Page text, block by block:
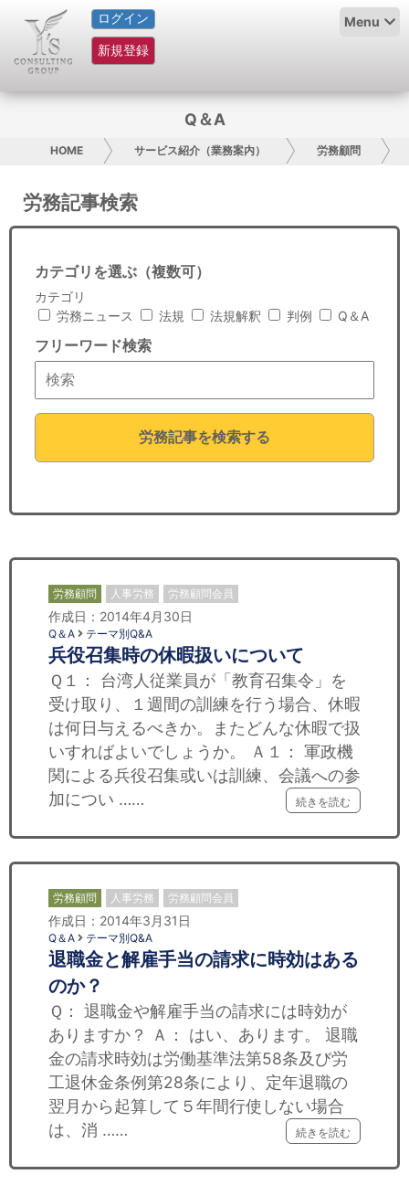
ログイン
新規登録
Menu
HOME
サービス紹介
グループ概要
採用情報
日本人にPR
コンサルティング
リサーチ
セミナー
経済ニュース
飲食店情報
Q＆A
HOME サービス紹介（業務案内） 労務顧問
労務記事検索
カテゴリを選ぶ（複数可）
カテゴリ
労務ニュース
法規 法規解釈 判例 Q＆A
フリーワード検索
労務記事を検索する
労務顧問 人事労務 労務顧問会員
作成日：2014年4月30日
Q＆A テーマ別Q&A
兵役召集時の休暇扱いについて
Ｑ１： 台湾人従業員が「教育召集令」を
受け取り、１週間の訓練を行う場合、休暇
は何日与えるべきか。またどんな休暇で扱
いすればよいでしょうか。 Ａ１： 軍政機
関による兵役召集或いは訓練、会議への参
加につい ……
続きを読む
労務顧問 人事労務 労務顧問会員
作成日：2014年3月31日
Q＆A テーマ別Q&A
退職金と解雇手当の請求に時効はある
のか？
Ｑ： 退職金や解雇手当の請求には時効が
ありますか？ Ａ： はい、あります。 退職
金の請求時効は労働基準法第58条及び労
工退休金条例第28条により、定年退職の
翌月から起算して５年間行使しない場合
は、消 ……
続きを読む